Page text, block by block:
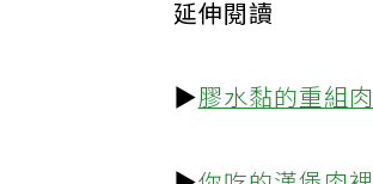
延伸閱讀
▶膠水黏的重組